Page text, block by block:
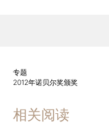
专题
2012年诺贝尔奖颁奖
相关阅读